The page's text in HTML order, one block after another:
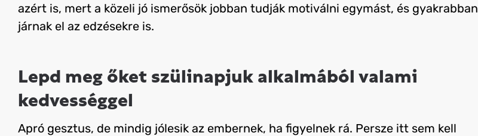
azért is, mert a közeli jó ismerősök jobban tudják motiválni egymást, és gyakrabban
járnak el az edzésekre is.
Lepd meg őket szülinapjuk alkalmából valami
kedvességgel
Apró gesztus, de mindig jólesik az embernek, ha figyelnek rá. Persze itt sem kell